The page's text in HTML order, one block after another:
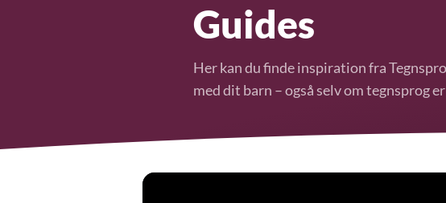
Guides
Her kan du finde inspiration fra
med dit barn – også selv om tegnsprog